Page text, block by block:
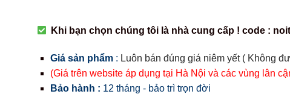
Khi bạn chọn chúng tôi là nhà cung cấp ! code :
Giá sản phẩm: Luôn bán đúng giá niêm yết ( Không
(Giá trên website áp dụng tại Hà Nội và các vùng lân
Bảo hành : 12 tháng - bảo trì trọn đời